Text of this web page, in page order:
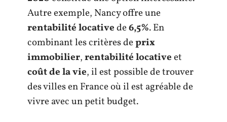
Autre exemple, Nancy offre une
rentabilité locativede6,5%. En
combinant les critères deprix
immobilier,rentabilité locativeet
coût de la vie, il est possible de trouver
des villes en France où il est agréable de
vivre avec un petit budget.